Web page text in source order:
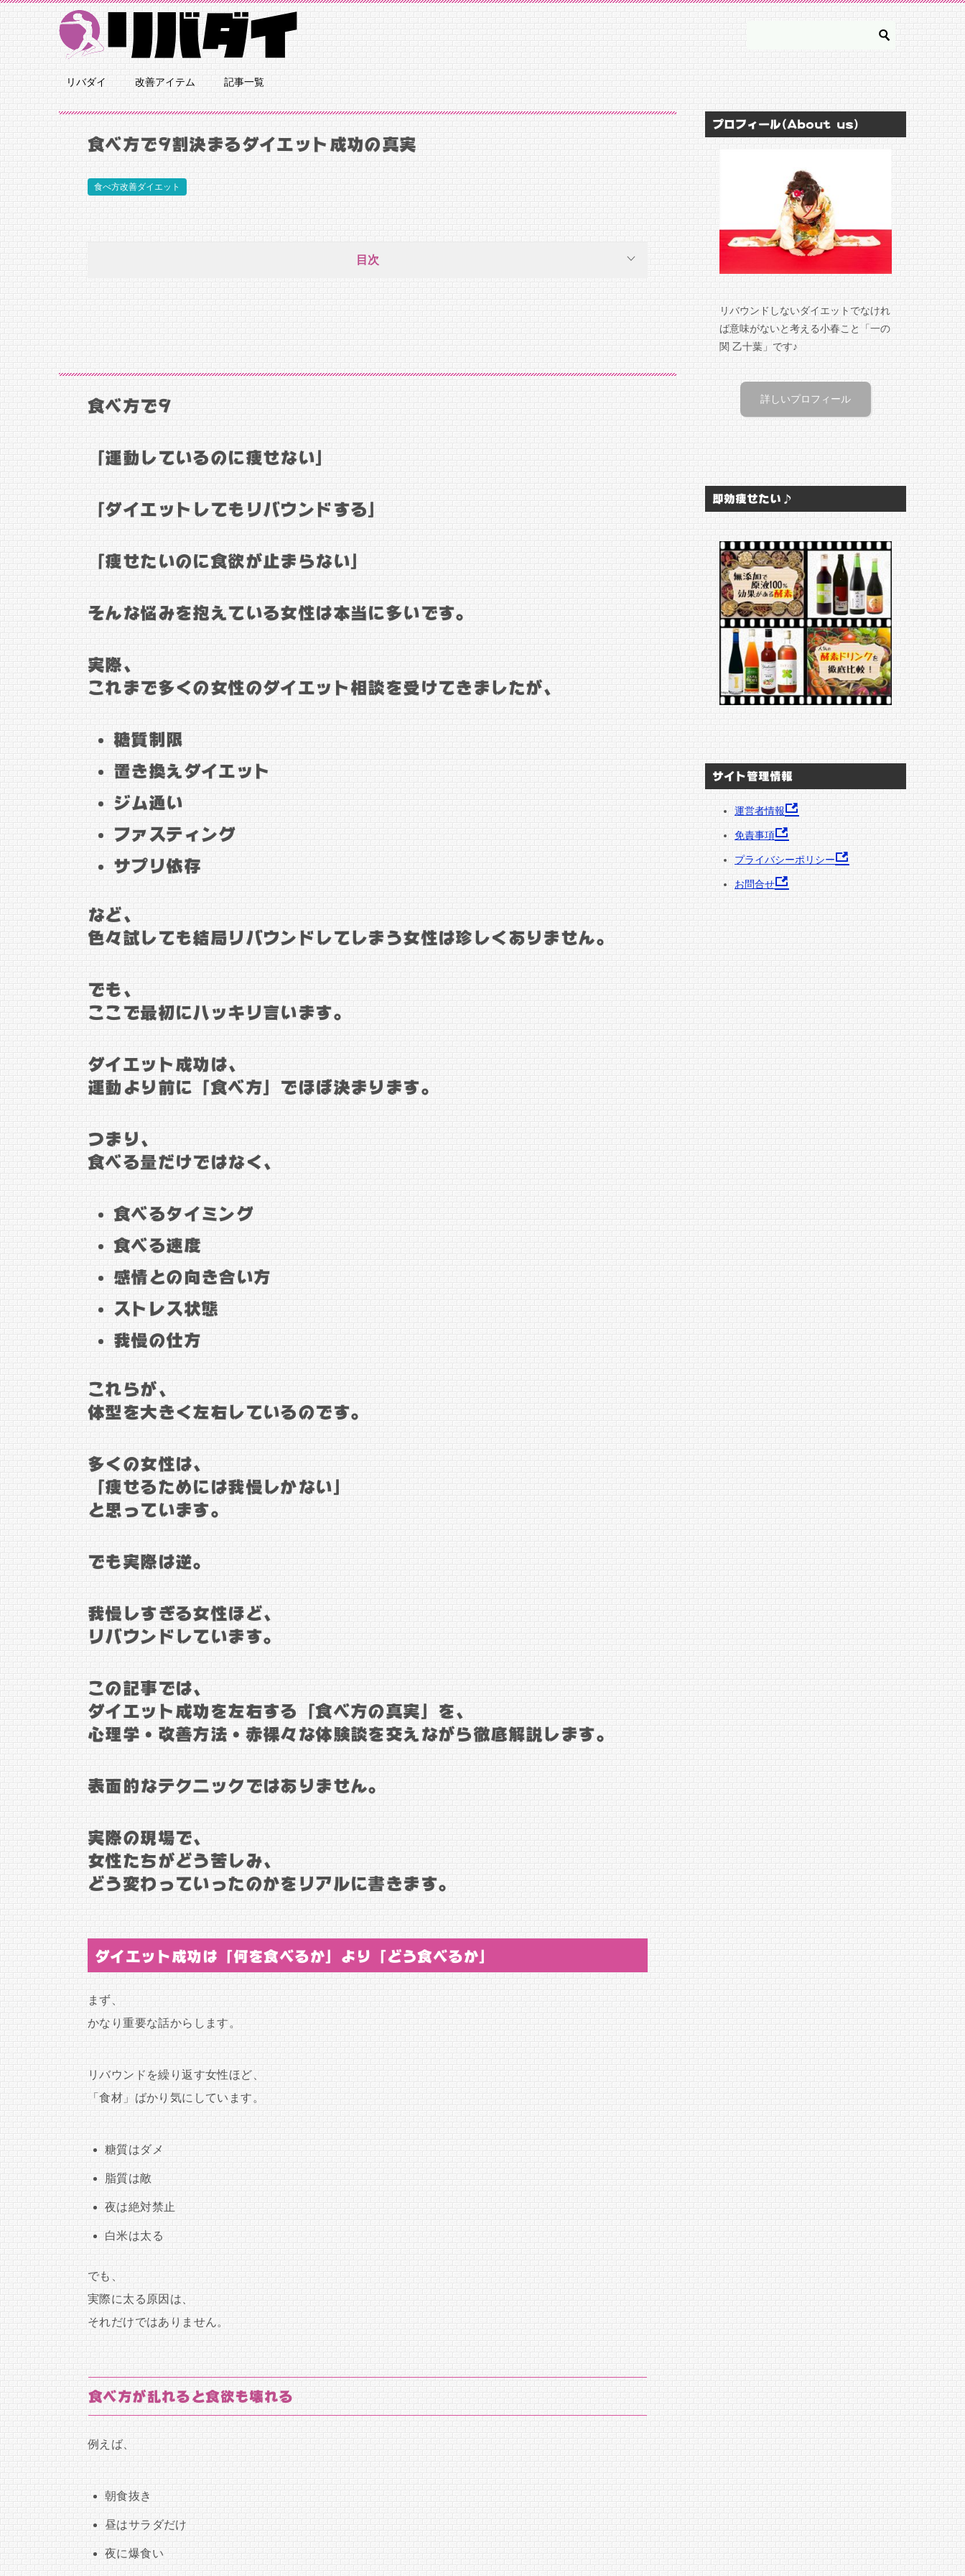
リバダイ 改善アイテム 記事一覧
食べ方で9割決まるダイエット成功の真実
食べ方改善ダイエット
目次
食べ方で9
「運動しているのに痩せない」
「ダイエットしてもリバウンドする」
「痩せたいのに食欲が止まらない」
そんな悩みを抱えている女性は本当に多いです。
実際、
これまで多くの女性のダイエット相談を受けてきましたが、
糖質制限
置き換えダイエット
ジム通い
ファスティング
サプリ依存
など、
色々試しても結局リバウンドしてしまう女性は珍しくありません。
でも、
ここで最初にハッキリ言います。
ダイエット成功は、
運動より前に「食べ方」でほぼ決まります。
つまり、
食べる量だけではなく、
食べるタイミング
食べる速度
感情との向き合い方
ストレス状態
我慢の仕方
これらが、
体型を大きく左右しているのです。
多くの女性は、
「痩せるためには我慢しかない」
と思っています。
でも実際は逆。
我慢しすぎる女性ほど、
リバウンドしています。
この記事では、
ダイエット成功を左右する「食べ方の真実」を、
心理学・改善方法・赤裸々な体験談を交えながら徹底解説します。
表面的なテクニックではありません。
実際の現場で、
女性たちがどう苦しみ、
どう変わっていったのかをリアルに書きます。
ダイエット成功は「何を食べるか」より「どう食べるか」
まず、
かなり重要な話からします。
リバウンドを繰り返す女性ほど、
「食材」ばかり気にしています。
糖質はダメ
脂質は敵
夜は絶対禁止
白米は太る
でも、
実際に太る原因は、
それだけではありません。
食べ方が乱れると食欲も壊れる
例えば、
朝食抜き
昼はサラダだけ
夜に爆食い
プロフィール(About us)
リバウンドしないダイエットでなけれ
ば意味がないと考える小春こと「一の
関 乙十葉」です♪
詳しいプロフィール
即効痩せたい♪
サイト管理情報
運営者情報
免責事項
プライバシーポリシー
お問合せ